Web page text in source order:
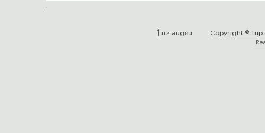
.
↑ uz augšu Copyright © Tup